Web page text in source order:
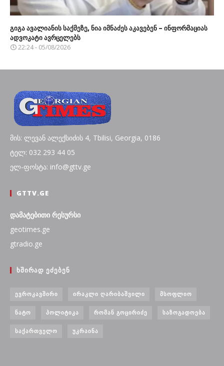
გიგა ავალიანის საქმეზე, ნია იმნაძეს აკავებენ – ინფორმაციას
ადვოკატი ავრცელებს
22:24 - 05/08/2026
მის: ლევან ალექსიძის 4, Tbilisi, Georgia, 0186
ტელ: 032 293 44 05
ელ-ფოსტა: info@gttv.ge
GTTV.GE
დამატებითი რესურსი
geotimes.ge
gtradio.ge
ᲮᲨᲘᲠᲐᲓ ᲔᲫᲔᲑᲔᲜ
ᲔᲕᲠᲝᲙᲐᲕᲨᲘᲠᲘ ᲘᲠᲐᲙᲚᲘ ᲦᲐᲠᲘᲑᲐᲨᲕᲘᲚᲘ ᲛᲡᲝᲤᲚᲘᲝ
ᲜᲐᲢᲝ ᲞᲝᲚᲘᲢᲘᲙᲐ ᲠᲝᲛᲐᲜ ᲒᲝᲪᲘᲠᲘᲫᲔ ᲡᲐᲖᲝᲒᲐᲓᲝᲔᲑᲐ
ᲡᲐᲥᲐᲠᲗᲕᲔᲚᲝ ᲣᲙᲠᲐᲘᲜᲐ